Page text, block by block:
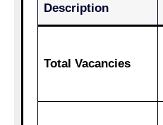
Description
Total Vacancies